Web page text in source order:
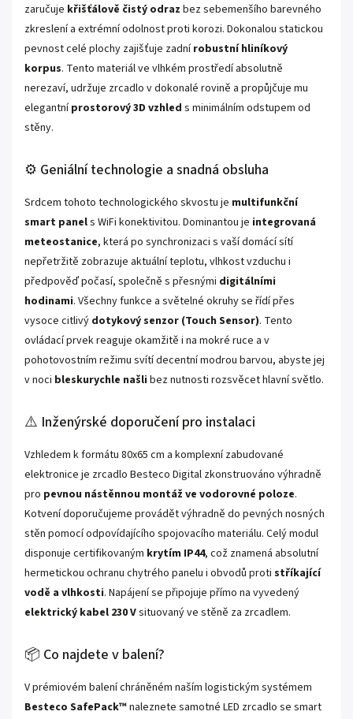
zaručuje křišťálově čistý odraz bez sebemenšího barevného
zkreslení a extrémní odolnost proti korozi. Dokonalou statickou
pevnost celé plochy zajišťuje zadnírobustní hliníkový
korpus. Tento materiál ve vlhkém prostředí absolutně
nerezaví, udržuje zrcadlo v dokonalé rovině a propůjčuje mu
elegantníprostorový 3D vzhled s minimálním odstupem od
stěny.
⚙️ Geniální technologie a snadná obsluha
Srdcem tohoto technologického skvostu je multifunkční
smart panels WiFi konektivitou. Dominantou je integrovaná
meteostanice, která po synchronizaci s vaší domácí sítí
nepřetržitě zobrazuje aktuální teplotu, vlhkost vzduchu i
předpověď počasí, společně s přesnými digitálními
hodinami. Všechny funkce a světelné okruhy se řídí přes
vysoce citlivý dotykový senzor (Touch Sensor). Tento
ovládací prvek reaguje okamžitě i na mokré ruce a v
pohotovostním režimu svítí decentní modrou barvou, abyste jej
v noci bleskurychle našli bez nutnosti rozsvěcet hlavní světlo.
⚠️ Inženýrské doporučení pro instalaci
Vzhledem k formátu 80x65 cm a komplexní zabudované
elektronice je zrcadlo Besteco Digital zkonstruováno výhradně
pro pevnou nástěnnou montáž ve vodorovné poloze.
Kotvení doporučujeme provádět výhradně do pevných nosných
stěn pomocí odpovídajícího spojovacího materiálu. Celý modul
disponuje certifikovaným krytím IP44, což znamená absolutní
hermetickou ochranu chytrého panelu i obvodů proti stříkající
vodě a vlhkosti. Napájení se připojuje přímo na vyvedený
elektrický kabel 230 Vsituovaný ve stěně za zrcadlem.
📦 Co najdete v balení?
V prémiovém balení chráněném naším logistickým systémem
Besteco SafePack™naleznete samotné LED zrcadlo se smart